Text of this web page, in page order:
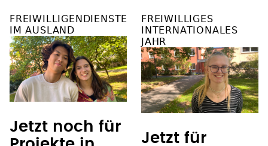
FREIWILLIGENDIENSTE
IM AUSLAND
Jetzt noch für
FREIWILLIGES
INTERNATIONALES
JAHR
Jetzt für